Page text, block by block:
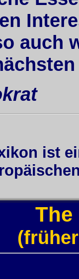
auch
ist
The